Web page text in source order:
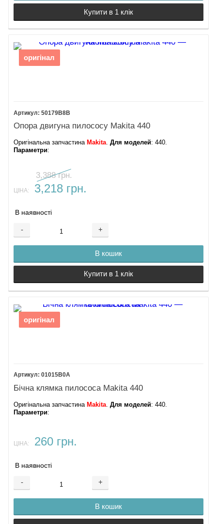
Купити в 1 клік
оригінал
50179B8B
Опора двигуна пилососу Makita 440
Оригінальна запчастина Makita.Для моделей: 440.
Параметри:
3,388 грн.
ЦІНА: 3,218 грн.
В наявності
- +
В кошик
Купити в 1 клік
оригінал
01015B0A
Бічна клямка пилососа Makita 440
Оригінальна запчастина Makita .Для моделей: 440.
Параметри:
ЦІНА: 260 грн.
В наявності
- +
В кошик